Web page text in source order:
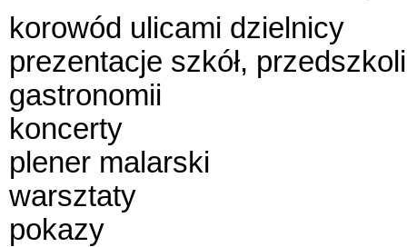
korowód ulicami dzielnicy
prezentacje szkół,
gastronomii
koncerty
plener malarski
warsztaty
pokazy